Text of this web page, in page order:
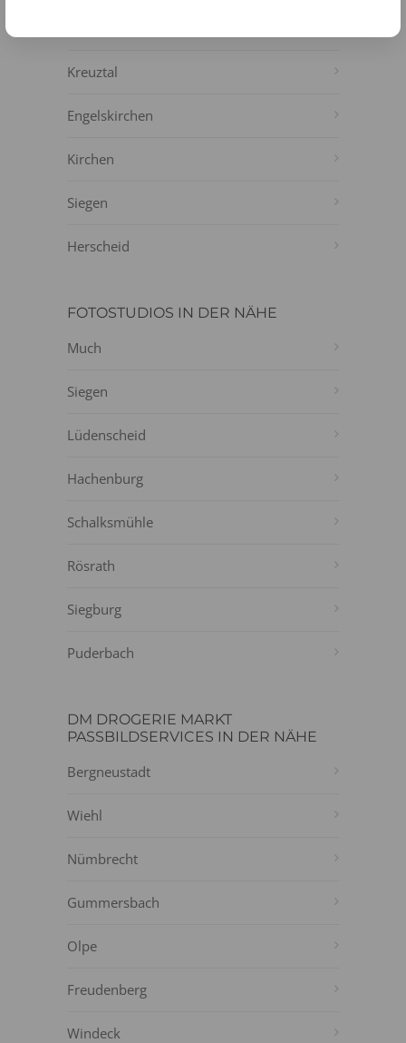
Kreuztal
Engelskirchen
Kirchen
Siegen
Herscheid
FOTOSTUDIOS IN DER NÄHE
Much
Siegen
Lüdenscheid
Hachenburg
Schalksmühle
Rösrath
Siegburg
Puderbach
DM DROGERIE MARKT
PASSBILDSERVICES IN DER NÄHE
Bergneustadt
Wiehl
Nümbrecht
Gummersbach
Olpe
Freudenberg
Windeck